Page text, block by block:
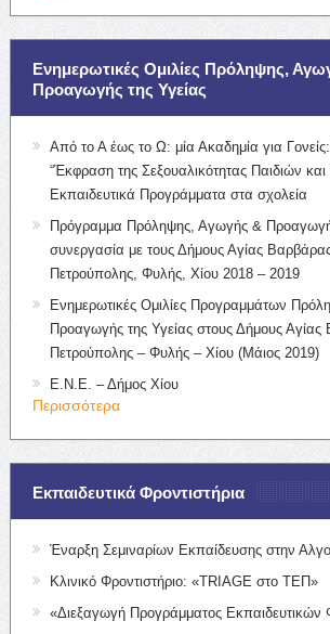
Ενημερωτικές Ομιλίες Πρόληψης,
Προαγωγής της Υγείας
Από το Α έως το Ω: μία Ακαδημία για
“Έκφραση της Σεξουαλικότητας Παιδιών
Εκπαιδευτικά Προγράμματα στα σχολεία
Πρόγραμμα Πρόληψης, Αγωγής &
συνεργασία με τους Δήμους Αγίας
Πετρούπολης, Φυλής, Χίου 2018 – 2019
Ενημερωτικές Ομιλίες Προγραμμάτων
Προαγωγής της Υγείας στους Δήμους
Πετρούπολης – Φυλής – Χίου (Μάιος 2019)
Ε.Ν.Ε. – Δήμος Χίου
Περισσότερα
Εκπαιδευτικά Φροντιστήρια
Έναρξη Σεμιναρίων Εκπαίδευσης στην
Κλινικό Φροντιστήριο: «TRIAGE στο ΤΕΠ»
«Διεξαγωγή Προγράμματος Εκπαιδευτικών